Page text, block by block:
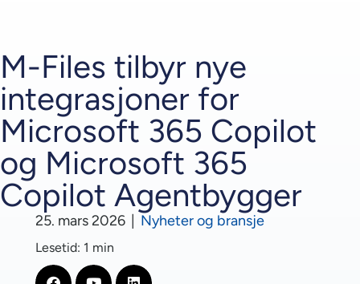
M-Files tilbyr nye
integrasjoner for
Microsoft 365 Copilot
og Microsoft 365
Copilot Agentbygger
25. mars 2026 Nyheter og bransje
Lesetid: 1 min